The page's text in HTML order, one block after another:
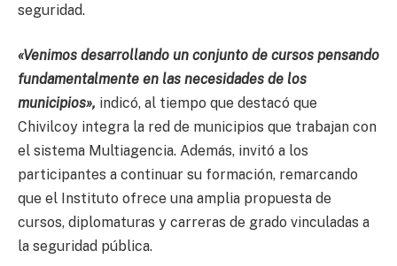
seguridad.
«Venimos desarrollando un conjunto de cursos pensando
fundamentalmente en las necesidades de los
municipios», indicó, al tiempo que destacó que
Chivilcoy integra la red de municipios que trabajan con
el sistema Multiagencia. Además, invitó a los
participantes a continuar su formación, remarcando
que el Instituto ofrece una amplia propuesta de
cursos, diplomaturas y carreras de grado vinculadas a
la seguridad pública.